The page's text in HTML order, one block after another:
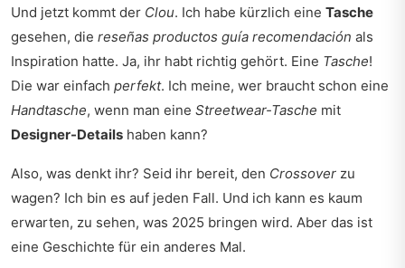
Und jetzt kommt der Clou. Ich habe kürzlich eine Tasche
gesehen, die reseñas productos guía recomendación als
Inspiration hatte. Ja, ihr habt richtig gehört. Eine Tasche!
Die war einfach perfekt. Ich meine, wer braucht schon eine
Handtasche, wenn man eine Streetwear-Tasche mit
Designer-Details haben kann?
Also, was denkt ihr? Seid ihr bereit, den Crossover zu
wagen? Ich bin es auf jeden Fall. Und ich kann es kaum
erwarten, zu sehen, was 2025 bringen wird. Aber das ist
eine Geschichte für ein anderes Mal.